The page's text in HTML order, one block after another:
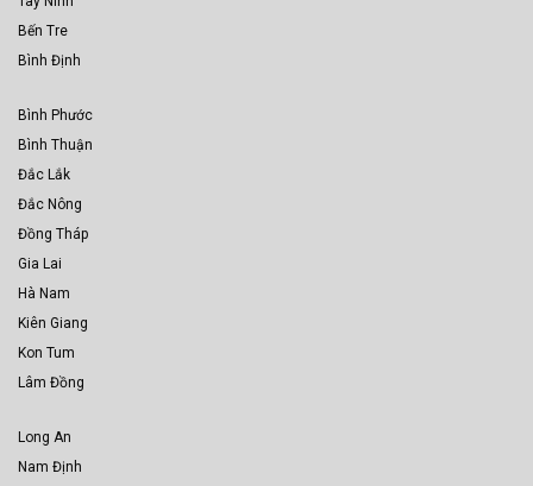
Bến Tre
Bình Định
Bình Phước
Bình Thuận
Đắc Lắk
Đắc Nông
Đồng Tháp
Gia Lai
Hà Nam
Kiên Giang
Kon Tum
Lâm Đồng
Long An
Nam Định